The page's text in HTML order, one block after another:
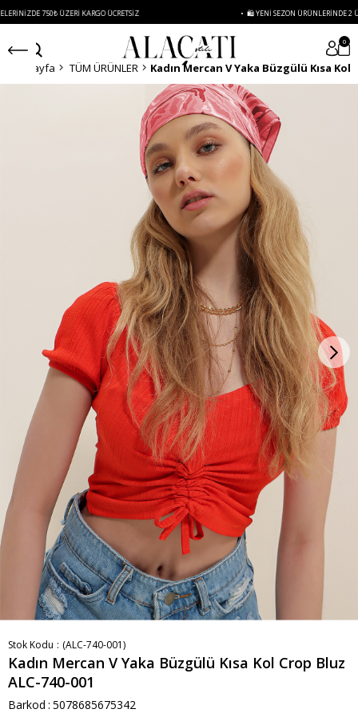
750₺ ÜZERI KARGO ÜCRETSIZ • 🛍️ YENI SEZON ÜRÜNLERINDE 2 ÜRÜN
0
Anasayfa TÜM ÜRÜNLER
Stok Kodu (ALC-740-001)
Kadın Mercan V Yaka Büzgülü Kısa Kol Crop Bluz
ALC-740-001
Barkod : 5078685675342